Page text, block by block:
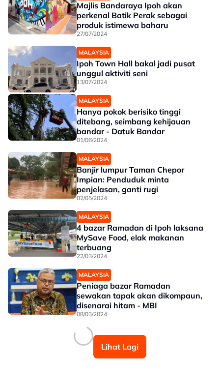
Majlis Bandaraya Ipoh akan
perkenal Batik Perak sebagai
produk istimewa baharu
27/07/2024
MALAYSIA
Ipoh Town Hall bakal jadi pusat
unggul aktiviti seni
13/07/2024
MALAYSIA
Hanya pokok berisiko tinggi
ditebang, seimbang kehijauan
bandar - Datuk Bandar
01/06/2024
MALAYSIA
Banjir lumpur Taman Chepor
Impian: Penduduk minta
penjelasan, ganti rugi
02/05/2024
MALAYSIA
4 bazar Ramadan di Ipoh laksana
MySave Food, elak makanan
terbuang
22/03/2024
MALAYSIA
Peniaga bazar Ramadan
sewakan tapak akan dikompaun,
disenarai hitam - MBI
08/03/2024
Lihat Lagi